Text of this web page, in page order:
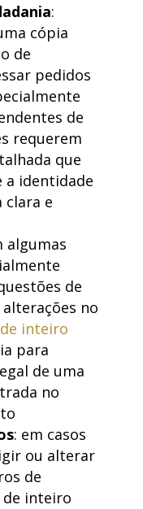
:
cópia
de
pedidos
de
requerem
que
a identidade
e
algumas
de
no
inteiro
para
de uma
no
: em casos
ou alterar
de
de inteiro